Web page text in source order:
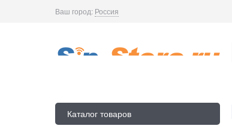
Ваш город: Россия
Каталог товаров